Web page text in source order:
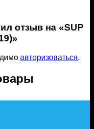
отзыв на «SUP
авторизоваться.